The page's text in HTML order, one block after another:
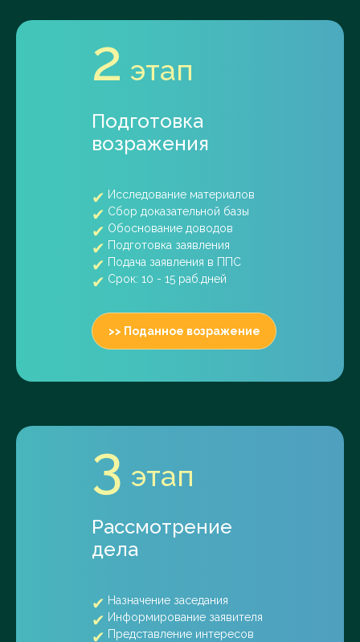
2 этап
Подготовка
возражения
Исследование материалов
Сбор доказательной базы
Обоснование доводов
Подготовка заявления
Подача заявления в ППС
Срок: 10 - 15 раб.дней
>> Поданное возражение
3 этап
Рассмотрение
дела
Назначение заседания
Информирование заявителя
Представление интересов